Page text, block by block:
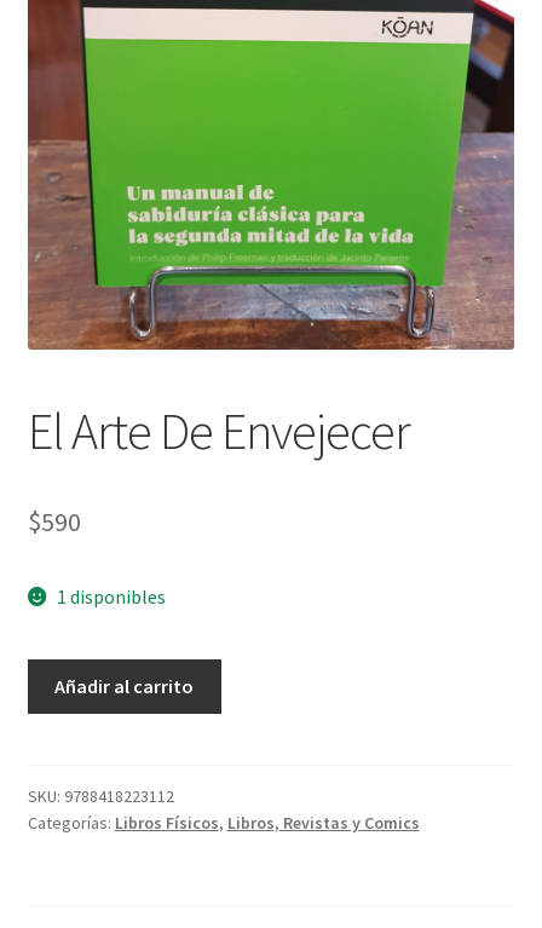
El Arte De Envejecer
$590
1 disponibles
cantidad
Añadir al carrito
SKU: 9788418223112
Categorías: Libros Físicos, Libros, Revistas y Comics